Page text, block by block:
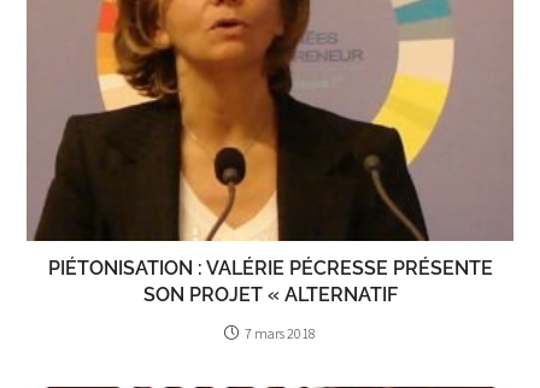
PIÉTONISATION : VALÉRIE PÉCRESSE PRÉSENTE
SON PROJET « ALTERNATIF
7 mars 2018